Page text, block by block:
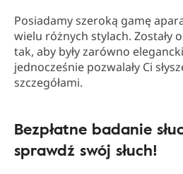
Posiadamy szeroką gamę
wielu różnych stylach. Zostały
tak, aby były zarówno
jednocześnie pozwalały Ci
szczegółami.
Bezpłatne badanie
sprawdź swój słuch!